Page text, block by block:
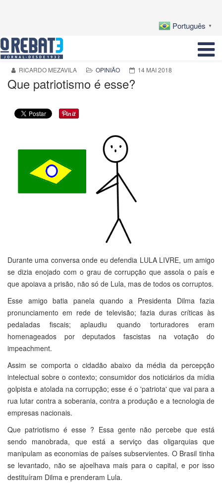
Português ▼
RICARDO MEZAVILA OPINIÃO 14 MAI 2018
Que patriotismo é esse?
Durante uma conversa onde eu defendia LULA LIVRE, um amigo
se dizia enojado com o grau de corrupção que assola o país e
que apoiava a prisão, não só de Lula, mas de todos os corruptos.
Esse amigo batia panela quando a Presidenta Dilma fazia
pronunciamento em rede de televisão; fazia duras críticas às
pedaladas fiscais; aplaudiu quando torturadores eram
homenageados por deputados fascistas na votação do
impeachment.
Assim se comporta o cidadão abaixo da média da percepção
intelectual sobre o contexto; consumidor dos noticiários da mídia
golpista e atolada na corrupção; esse é o 'patriota' que vai para a
rua lutar contra a soberania, contra a produção e a tecnologia de
empresas nacionais.
Que patriotismo é esse ? Essa gente não percebe que está
sendo manobrada, que está a serviço das oligarquias que
manipulam as economias de países subservientes. O Brasil tinha
se levantado, não se ajoelhava mais para o capital, e por isso
destituíram Dilma e prenderam Lula.